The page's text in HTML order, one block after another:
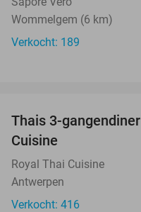
Wommelgem (6 km)
Verkocht: 189
Thais 3-
Cuisine
Royal Thai Cuisine
Antwerpen
Verkocht: 416